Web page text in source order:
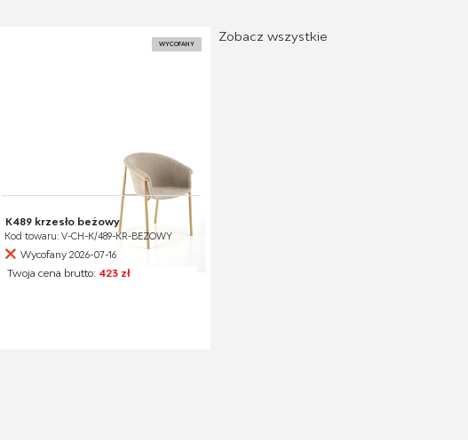
WYCOFANY
K489 krzesło beżowy
Kod towaru: V-CH-K/489-KR-BEŻOWY
Wycofany 2026-07-16
Twoja cena brutto: 423 zł
Zobacz wszystkie